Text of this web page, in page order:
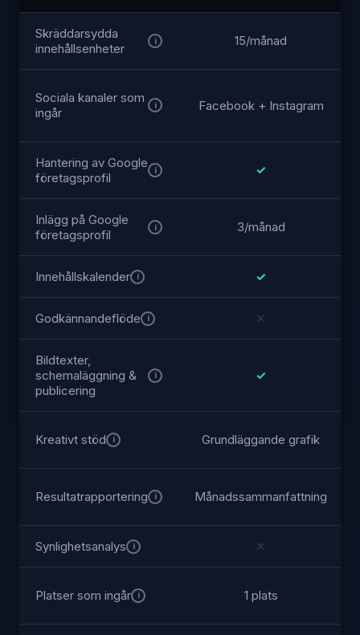
Skräddarsydda
innehållsenheter
i 15/månad
Sociala kanaler som
ingår
i Facebook + Instagram
Hantering av Google
företagsprofil
i ✓
Inlägg på Google
företagsprofil
i 3/månad
Innehållskalender i ✓
Godkännandeflöde i ✕
Bildtexter,
schemaläggning &
publicering
i ✓
Kreativt stöd i Grundläggande grafik
Resultatrapportering i Månadssammanfattning
Synlighetsanalys i ✕
Platser som ingår i 1 plats